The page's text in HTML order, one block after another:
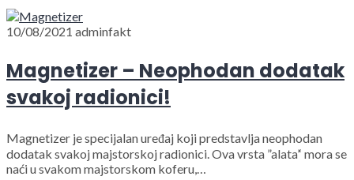
10/08/2021 adminfakt
Magnetizer – Neophodan dodatak
svakoj radionici!
Magnetizer je specijalan uređaj koji predstavlja neophodan
dodatak svakoj majstorskoj radionici. Ova vrsta ”alata’‘ mora se
naći u svakom majstorskom koferu,…